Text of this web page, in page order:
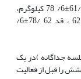
66/67±2/ 62 درصد و حداکثر اکسیژن مصرفی 66 /61±6/ 78 کیلوگرم،
چربی 82 /62±8/ 612 سانتیمتر، وزن 76 /61±1/ 62 ، قد 62 /78±6/
جداگانه )در یک
را قبل از فعالیت